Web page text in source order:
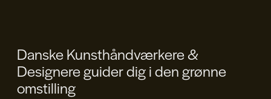
Danske Kunsthåndværkere &
Designere guider dig i dengrønne
omstilling